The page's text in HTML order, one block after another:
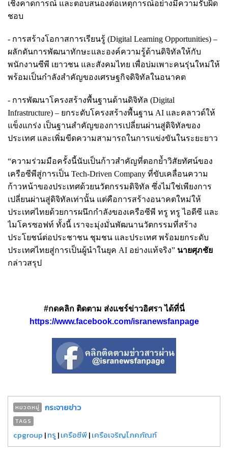
เชิงคาดการณ์ และตอบสนองต่อเหตุการณ์อย่างมีความรับผิด
ชอบ
- การสร้างโอกาสการเรียนรู้ (Digital Learning Opportunities) –
ผลักดันการพัฒนาทักษะและองค์ความรู้ด้านดิจิทัลให้กับ
พนักงานซีพี เยาวชน และสังคมไทย เพื่อบ่มเพาะคนรุ่นใหม่ให้
พร้อมเป็นกำลังสำคัญของเศรษฐกิจดิจิทัลในอนาคต
- การพัฒนาโครงสร้างพื้นฐานด้านดิจิทัล (Digital
Infrastructure) – ยกระดับโครงสร้างพื้นฐาน AI และคลาวด์ให้
แข็งแกร่ง เป็นฐานสำคัญของการเปลี่ยนผ่านสู่ดิจิทัลของ
ประเทศ และเพิ่มขีดความสามารถในการแข่งขันในระยะยาว
“ความร่วมมือครั้งนี้นับเป็นก้าวสำคัญที่ตอกย้ำวิสัยทัศน์ของ
เครือซีพีสู่การเป็น Tech-Driven Company ที่ขับเคลื่อนความ
ก้าวหน้าของประเทศด้วยนวัตกรรมดิจิทัล ซึ่งไม่ใช่เพียงการ
เปลี่ยนผ่านสู่ดิจิทัลเท่านั้น แต่คือการสร้างอนาคตใหม่ให้
ประเทศไทยด้วยการผนึกกำลังของเครือซีพี ทรู ทรู ไอดีซี และ
ไมโครซอฟท์ ทั้งนี้ เราจะมุ่งมั่นพัฒนานวัตกรรมที่สร้าง
ประโยชน์ต่อประชาชน ชุมชน และประเทศ พร้อมยกระดับ
ประเทศไทยสู่การเป็นผู้นำในยุค AI อย่างแท้จริง” นายศุภชัย
กล่าวสรุป
#กดคลิก ติดตาม ส่งแชร์ข่าวอิศรา ได้ที่นี่
https://www.facebook.com/isranewsfanpage
หมวดหมู่ กระจายข่าว
TAGS
cpgroup |ทรู |เครือซีพี|เครือเจริญโภคภัณฑ์